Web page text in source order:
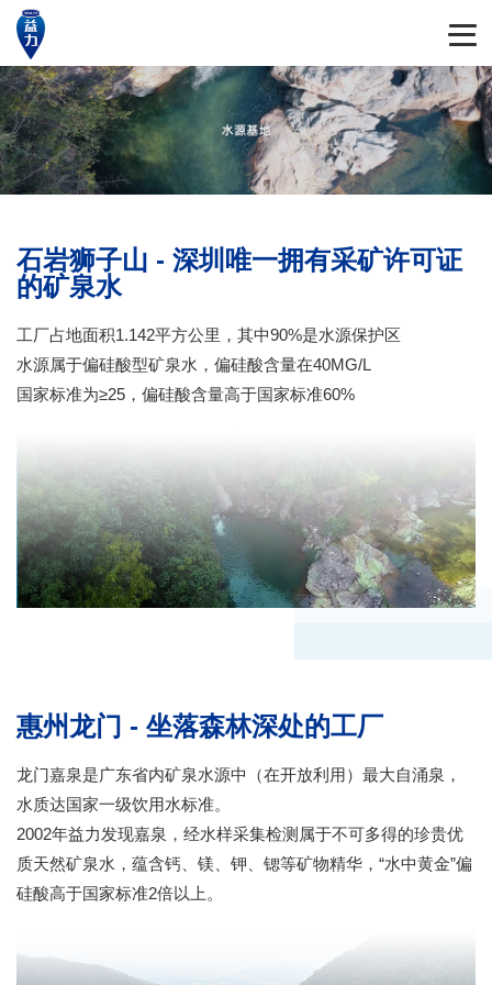
石岩狮子山 - 深圳唯一拥有采矿许可证
的矿泉水
工厂占地面积1.142平方公里，其中90%是水源保护区
水源属于偏硅酸型矿泉水，偏硅酸含量在40MG/L
国家标准为≥25，偏硅酸含量高于国家标准60%
惠州龙门 - 坐落森林深处的工厂
龙门嘉泉是广东省内矿泉水源中（在开放利用）最大自涌泉，
水质达国家一级饮用水标准。
2002年益力发现嘉泉，经水样采集检测属于不可多得的珍贵优
质天然矿泉水，蕴含钙、镁、钾、锶等矿物精华，“水中黄金”偏
硅酸高于国家标准2倍以上。